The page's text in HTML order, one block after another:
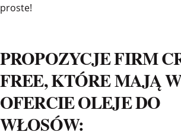
proste!
PROPOZYCJE FIRM
FREE, KTÓRE MAJĄ
OFERCIE OLEJE DO
WŁOSÓW: